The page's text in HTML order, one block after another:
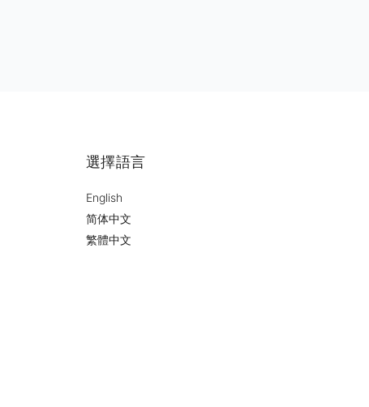
選擇語言
English
简体中文
繁體中文